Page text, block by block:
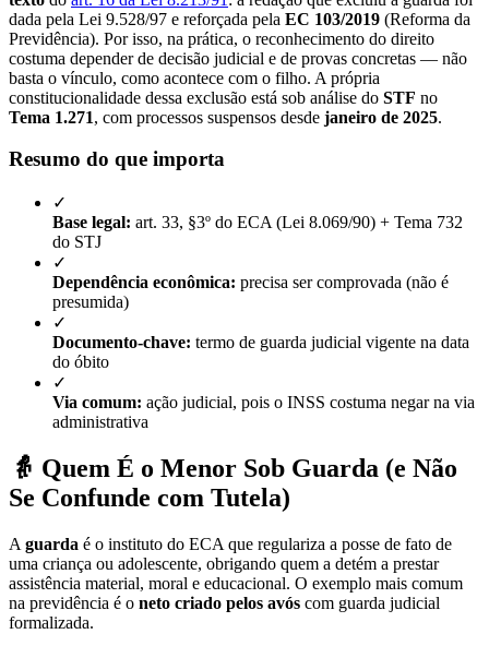
dada pela Lei 9.528/97 e reforçada pela EC 103/2019 (Reforma da
Previdência). Por isso, na prática, o reconhecimento do direito
costuma depender de decisão judicial e de provas concretas — não
basta o vínculo, como acontece com o filho. A própria
constitucionalidade dessa exclusão está sob análise do STF no
Tema 1.271, com processos suspensos desde janeiro de 2025.
Resumo do que importa
✓
Base legal: art. 33, §3º do ECA (Lei 8.069/90) + Tema 732
do STJ
✓
Dependência econômica: precisa ser comprovada (não é
presumida)
✓
Documento-chave: termo de guarda judicial vigente na data
do óbito
✓
Via comum: ação judicial, pois o INSS costuma negar na via
administrativa
👵 Quem É o Menor Sob Guarda (e Não
Se Confunde com Tutela)
A guarda é o instituto do ECA que regulariza a posse de fato de
uma criança ou adolescente, obrigando quem a detém a prestar
assistência material, moral e educacional. O exemplo mais comum
na previdência é o neto criado pelos avós com guarda judicial
formalizada.